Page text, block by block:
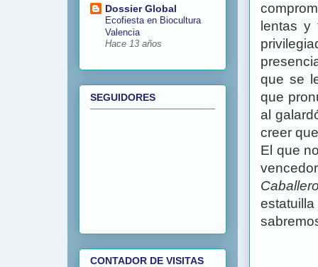
lentas y
que se
que
al
creer
El que
Dossier Global
Ecofiesta en Biocultura
Valencia
Hace 13 años
SEGUIDORES
CONTADOR DE VISITAS